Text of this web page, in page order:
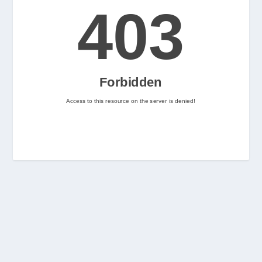
2
Nintenhype.Cat @nintenhype.cat
📅 Ja tenim aquí els
setmana? 👀